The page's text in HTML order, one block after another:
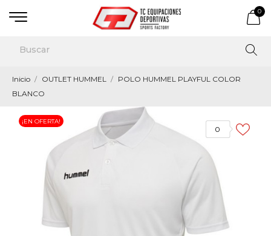
0
Inicio OUTLET HUMMEL
POLO HUMMEL PLAYFUL COLOR
BLANCO
0
¡EN OFERTA!